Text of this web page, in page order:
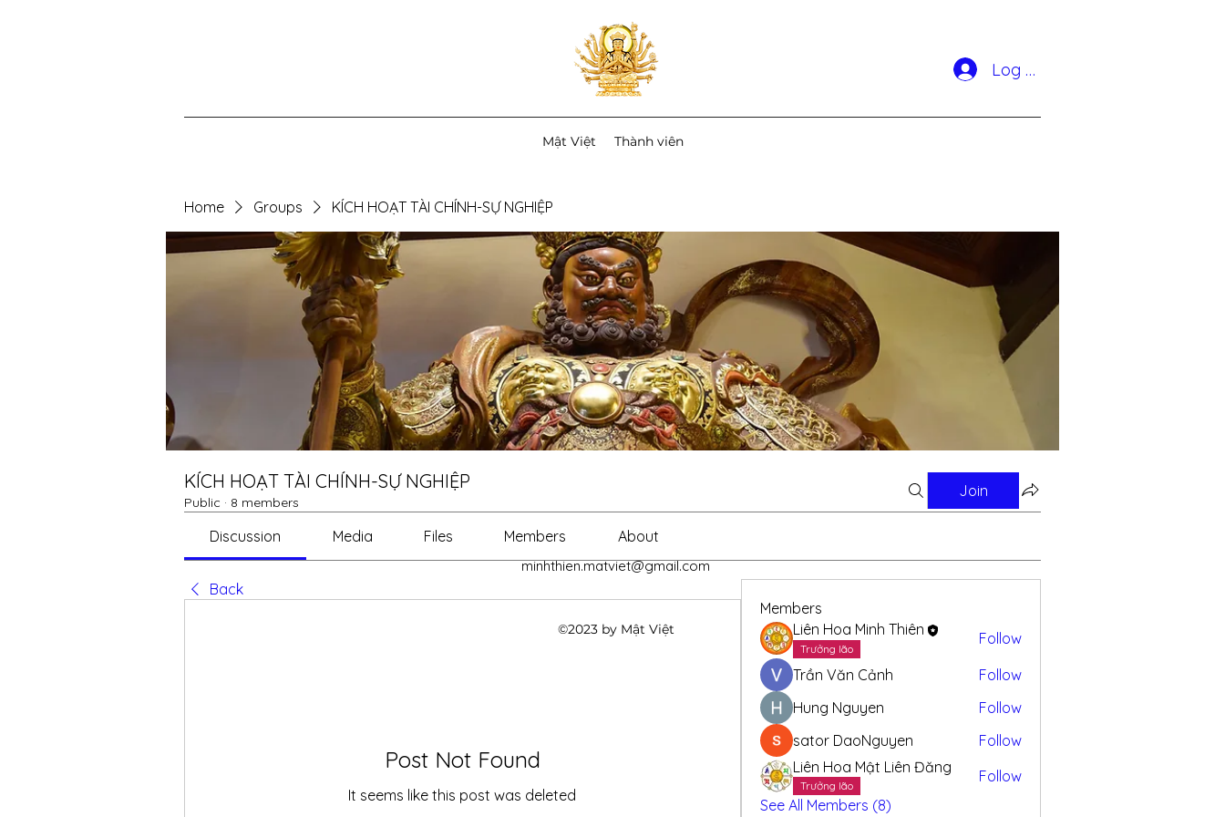
Log In
Mật Việt Thành viên
Home Groups KÍCH HOẠT TÀI CHÍNH-SỰ NGHIỆP
KÍCH HOẠT TÀI CHÍNH-SỰ NGHIỆP
Public · 8 members
Join
Discussion Media Files Members About
Back
Post Not Found
It seems like this post was deleted
Members
Liên Hoa Minh Thiên
Trưởng lão
Follow
Trần Văn Cảnh
Follow
Hung Nguyen
Follow
sator DaoNguyen
Follow
Liên Hoa Mật Liên Đăng
Trưởng lão
Follow
See All Members (8)
minhthien.matviet@gmail.com
©2023 by Mật Việt